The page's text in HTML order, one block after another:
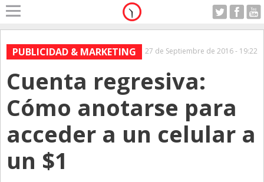
Home
A Motor
Alerta
Anticipo
Campo
Carrera & Emprendedores
Club House
PUBLICIDAD & MARKETING 27 de Septiembre de 2016 - 19:22
Cuenta regresiva:
Cómo anotarse para
acceder a un celular a
un $1